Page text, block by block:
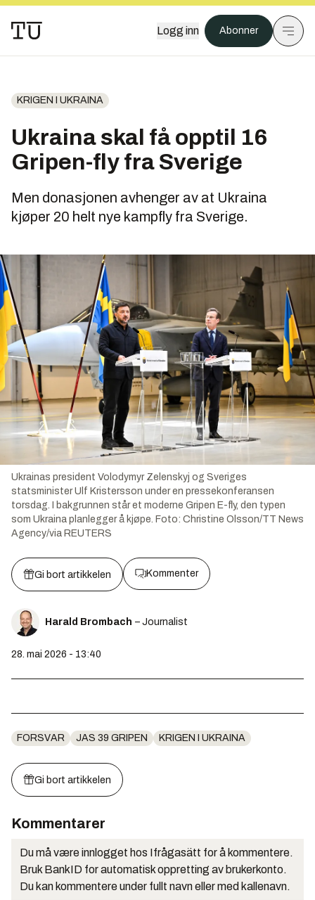
Logg inn Abonner
KRIGEN I UKRAINA
Ukraina skal få opptil 16
Gripen-fly fra Sverige
Men donasjonen avhenger av at Ukraina
kjøper 20 helt nye kampfly fra Sverige.
Ukrainas president Volodymyr Zelenskyj og Sveriges
statsminister Ulf Kristersson under en pressekonferansen
torsdag. I bakgrunnen står et moderne Gripen E-fly, den typen
som Ukraina planlegger å kjøpe. Foto: Christine Olsson/TT News
Agency/via REUTERS
Gi bort artikkelen Kommenter
Harald Brombach – Journalist
28. mai 2026 - 13:40
FORSVAR JAS 39 GRIPEN KRIGEN I UKRAINA
Gi bort artikkelen
Kommentarer
Du må være innlogget hos Ifrågasätt for å kommentere.
Bruk BankID for automatisk oppretting av brukerkonto.
Du kan kommentere under fullt navn eller med kallenavn.